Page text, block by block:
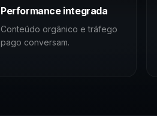
Performance integrada
Conteúdo orgânico e tráfego
pago conversam.